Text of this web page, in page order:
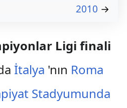
2010 →
Ligi finali
İtalya 'nın Roma
Stadyumunda